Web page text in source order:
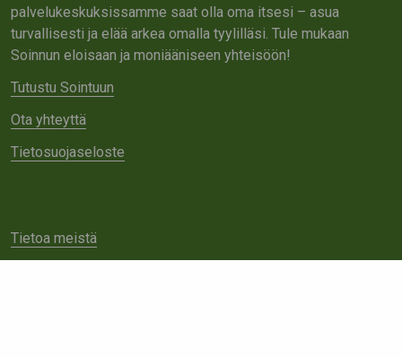
palvelukeskuksissamme saat olla oma itsesi – asua
turvallisesti ja elää arkea omalla tyylilläsi. Tule mukaan
Soinnun eloisaan ja moniääniseen yhteisöön!
Tutustu Sointuun
Ota yhteyttä
Tietosuojaseloste
Tietoa meistä